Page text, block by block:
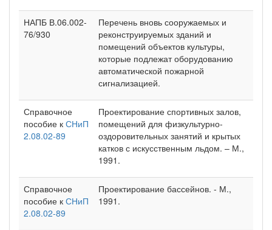
НАПБ В.06.002-
76/930
Перечень вновь сооружаемых и
реконструируемых зданий и
помещений объектов культуры,
которые подлежат оборудованию
автоматической пожарной
сигнализацией.
Справочное
пособие к СНиП
2.08.02-89
Проектирование спортивных залов,
помещений для физкультурно-
оздоровительных занятий и крытых
катков с искусственным льдом. – М.,
1991.
Справочное
пособие к СНиП
2.08.02-89
Проектирование бассейнов. - М.,
1991.